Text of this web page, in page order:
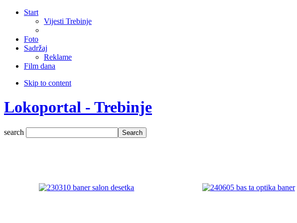
Start
Vijesti Trebinje
Foto
Sadržaj
Reklame
Film dana
Skip to content
Lokoportal - Trebinje
search